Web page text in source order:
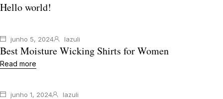
Hello world!
junho 5, 2024 lazuli
Best Moisture Wicking Shirts for Women
Read more
junho 1, 2024 lazuli